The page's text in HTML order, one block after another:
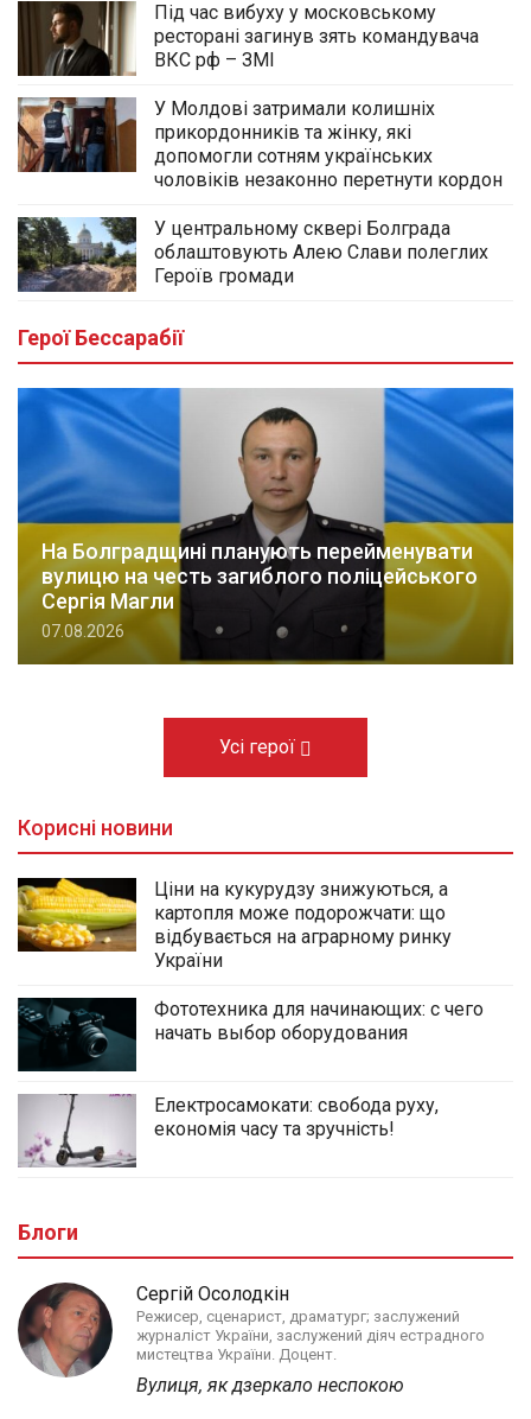
Під час вибуху у московському
ресторані загинув зять командувача
ВКС рф – ЗМІ
У Молдові затримали колишніх
прикордонників та жінку, які
допомогли сотням українських
чоловіків незаконно перетнути кордон
У центральному сквері Болграда
облаштовують Алею Слави полеглих
Героїв громади
Герої Бессарабії
На Болградщині планують перейменувати
вулицю на честь загиблого поліцейського
Сергія Магли
07.08.2026
Усі герої
Корисні новини
Ціни на кукурудзу знижуються, а
картопля може подорожчати: що
відбувається на аграрному ринку
України
Фототехника для начинающих: с чего
начать выбор оборудования
Електросамокати: свобода руху,
економія часу та зручність!
Блоги
Сергій Осолодкін
Режисер, сценарист, драматург; заслужений
журналіст України, заслужений діяч естрадного
мистецтва України. Доцент.
Вулиця, як дзеркало неспокою